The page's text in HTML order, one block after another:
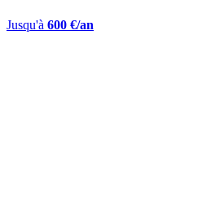
Jusqu'à 600 €/an